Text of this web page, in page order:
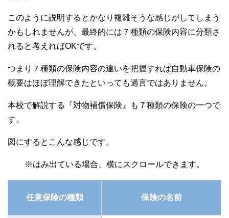
このように説明するとかなり複雑そうな感じがしてしまう
かもしれませんが、最終的には７種類の保険内容に分類さ
れると考えればOKです。
つまり７種類の保険内容の違いを把握すれば自動車保険の
概要はほぼ理解できたといっても過言ではありません。
本校で解説する『対物補償保険』も７種類の保険の一つで
す。
図にするとこんな感じです。
任意保険の種類 保険の名前